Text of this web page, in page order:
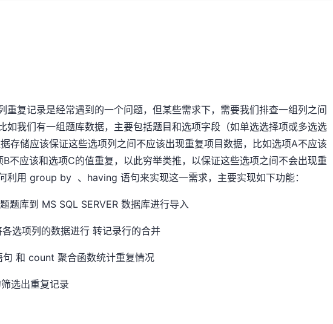
重复记录是经常遇到的一个问题，但某些需求下，需要我们排查一组列之间
如我们有一组题库数据，主要包括题目和选项字段（如单选选择项或多选选
存储应该保证这些选项列之间不应该出现重复项目数据，比如选项A不应该
不应该和选项C的值重复，以此穷举类推，以保证这些选项之间不会出现重
利用 group by 、having 语句来实现这一需求，主要实现如下功能：
题库到 MS SQL SERVER 数据库进行导入
选项列的数据进行 转记录行的合并
句 和 count 聚合函数统计重复情况
选出重复记录